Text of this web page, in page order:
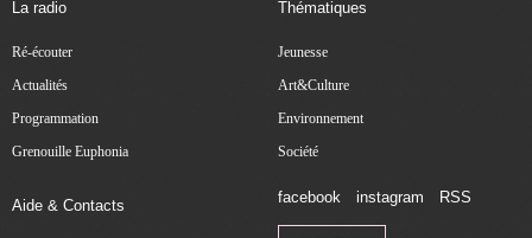
La radio
Ré-écouter
Actualités
Programmation
Grenouille Euphonia
Thématiques
Jeunesse
Art&Culture
Environnement
Société
Aide & Contacts facebook instagram RSS